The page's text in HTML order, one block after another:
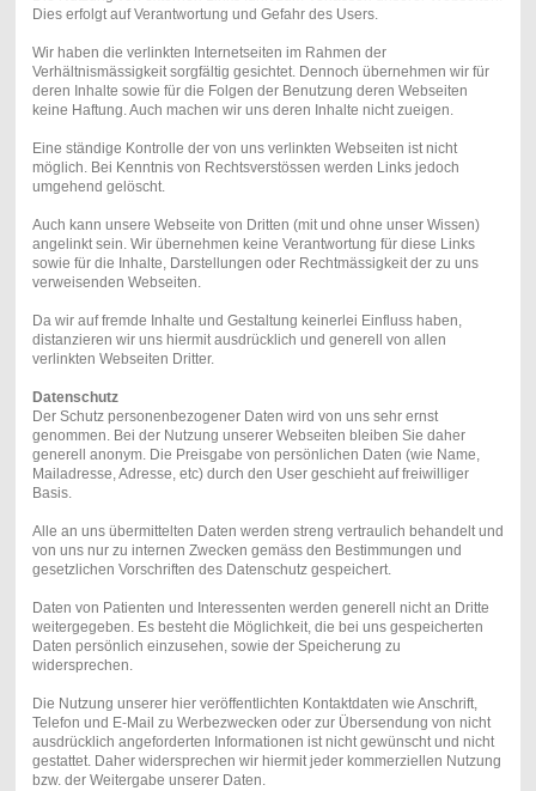
Dies erfolgt auf Verantwortung und Gefahr des Users.
Wir haben die verlinkten Internetseiten im Rahmen der
Verhältnismässigkeit sorgfältig gesichtet. Dennoch übernehmen wir für
deren Inhalte sowie für die Folgen der Benutzung deren Webseiten
keine Haftung. Auch machen wir uns deren Inhalte nicht zueigen.
Eine ständige Kontrolle der von uns verlinkten Webseiten ist nicht
möglich. Bei Kenntnis von Rechtsverstössen werden Links jedoch
umgehend gelöscht.
Auch kann unsere Webseite von Dritten (mit und ohne unser Wissen)
angelinkt sein. Wir übernehmen keine Verantwortung für diese Links
sowie für die Inhalte, Darstellungen oder Rechtmässigkeit der zu uns
verweisenden Webseiten.
Da wir auf fremde Inhalte und Gestaltung keinerlei Einfluss haben,
distanzieren wir uns hiermit ausdrücklich und generell von allen
verlinkten Webseiten Dritter.
Datenschutz
Der Schutz personenbezogener Daten wird von uns sehr ernst
genommen. Bei der Nutzung unserer Webseiten bleiben Sie daher
generell anonym. Die Preisgabe von persönlichen Daten (wie Name,
Mailadresse, Adresse, etc) durch den User geschieht auf freiwilliger
Basis.
Alle an uns übermittelten Daten werden streng vertraulich behandelt und
von uns nur zu internen Zwecken gemäss den Bestimmungen und
gesetzlichen Vorschriften des Datenschutz gespeichert.
Daten von Patienten und Interessenten werden generell nicht an Dritte
weitergegeben. Es besteht die Möglichkeit, die bei uns gespeicherten
Daten persönlich einzusehen, sowie der Speicherung zu
widersprechen.
Die Nutzung unserer hier veröffentlichten Kontaktdaten wie Anschrift,
Telefon und E-Mail zu Werbezwecken oder zur Übersendung von nicht
ausdrücklich angeforderten Informationen ist nicht gewünscht und nicht
gestattet. Daher widersprechen wir hiermit jeder kommerziellen Nutzung
bzw. der Weitergabe unserer Daten.